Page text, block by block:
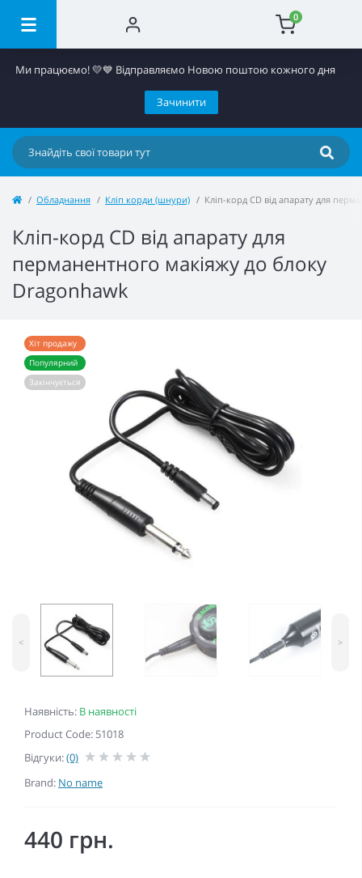
0
Ми працюємо! 💛​💙 Відправляємо Новою поштою кожного дня
Зачинити
Обладнання Кліп корди (шнури) Кліп-корд CD від апарату для
Кліп-корд CD від апарату для
перманентного макіяжу до блоку
Dragonhawk
Наявність: В наявності
Product Code: 51018
Відгуки:(0)
Brand: No name
Хіт продажу
Популярний
Закінчується
< >
440 грн.